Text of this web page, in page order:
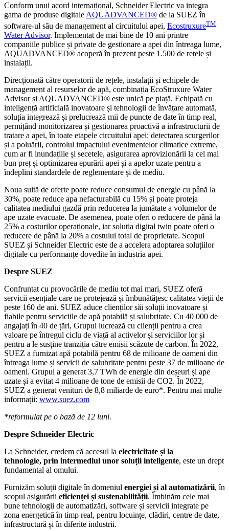
Conform unui acord internațional, Schneider Electric va integra
gama de produse digitale AQUADVANCED® de la SUEZ în
software-ul său de management al circuitului apei, EcostruxureTM
Water Advisor. Implementat de mai bine de 10 ani printre
companiile publice și private de gestionare a apei din întreaga lume,
AQUADVANCED® acoperă în prezent peste 1.500 de rețele și
instalații.
Direcționată către operatorii de rețele, instalații și echipele de
management al resurselor de apă, combinația EcoStruxure Water
Advisor și AQUADVANCED® este unică pe piață. Echipată cu
inteligență artificială inovatoare și tehnologii de învățare automată,
soluția integrează și prelucrează mii de puncte de date în timp real,
permițând monitorizarea și gestionarea proactivă a infrastructurii de
tratare a apei, în toate etapele circuitului apei: detectarea scurgerilor
și a poluării, controlul impactului evenimentelor climatice extreme,
cum ar fi inundațiile și secetele, asigurarea aprovizionării la cel mai
bun preț și optimizarea epurării apei și a apelor uzate pentru a
îndeplini standardele de reglementare și de mediu.
Noua suită de oferte poate reduce consumul de energie cu până la
30%, poate reduce apa nefacturabilă cu 15% și poate proteja
calitatea mediului gazdă prin reducerea la jumătate a volumelor de
ape uzate evacuate. De asemenea, poate oferi o reducere de până la
25% a costurilor operaționale, iar soluția digital twin poate oferi o
reducere de până la 20% a costului total de proprietate. Scopul
SUEZ și Schneider Electric este de a accelera adoptarea soluțiilor
digitale cu performanțe dovedite în industria apei.
Despre SUEZ
Confruntat cu provocările de mediu tot mai mari, SUEZ oferă
servicii esențiale care ne protejează și îmbunătățesc calitatea vieții de
peste 160 de ani. SUEZ aduce clienților săi soluții inovatoare și
fiabile pentru serviciile de apă potabilă și salubritate. Cu 40 000 de
angajați în 40 de țări, Grupul lucrează cu clienții pentru a crea
valoare pe întregul ciclu de viață al activelor și serviciilor lor și
pentru a le susține tranziția către emisii scăzute de carbon. În 2022,
SUEZ a furnizat apă potabilă pentru 68 de milioane de oameni din
întreaga lume și servicii de salubritate pentru peste 37 de milioane de
oameni. Grupul a generat 3,7 TWh de energie din deșeuri și ape
uzate și a evitat 4 milioane de tone de emisii de CO2. În 2022,
SUEZ a generat venituri de 8,8 miliarde de euro*. Pentru mai multe
informații: www.suez.com
*reformulat pe o bază de 12 luni.
Despre Schneider Electric
La Schneider, credem că accesul la electricitate și la
tehnologie, prin intermediul unor soluții inteligente, este un drept
fundamental al omului.
Furnizăm soluții digitale în domeniul energiei și al automatizării, în
scopul asigurării eficienței și sustenabilității. Îmbinăm cele mai
bune tehnologii de automatizări, software și servicii integrate pe
zona energetică în timp real, pentru locuințe, clădiri, centre de date,
infrastructură și în diferite industrii.